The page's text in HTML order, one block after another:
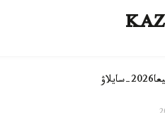
2026-سايلاۋ